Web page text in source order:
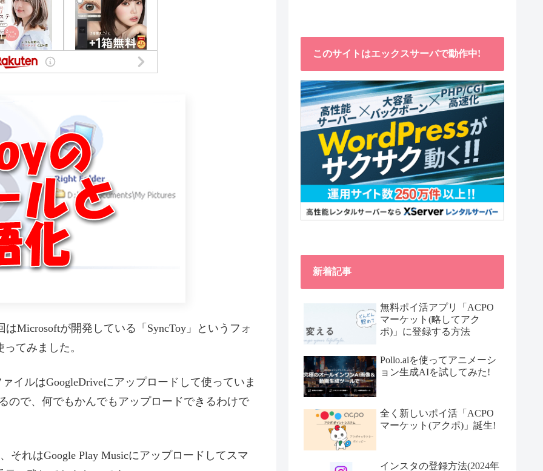
Microsoftが開発している「SyncToy」というフォ
てみました。
イルはGoogleDriveにアップロードして使っていま
ので、何でもかんでもアップロードできるわけで
それはGoogle Play Musicにアップロードしてスマ
このサイトはエックスサーバで動作中!
新着記事
無料ポイ活アプリ「ACPO
マーケット(略してアク
ポ)」に登録する方法
Pollo.aiを使ってアニメーシ
ョン生成AIを試してみた!
全く新しいポイ活「ACPO
マーケット(アクポ)」誕生!
インスタの登録方法(2024年